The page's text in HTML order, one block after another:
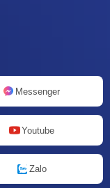
Messenger
Youtube
Zalo